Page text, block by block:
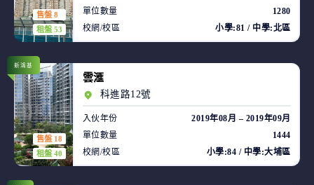
售盤 8
租盤 53
單位數量
1280
校網/校區
小學:81 / 中學:北區
售盤 18
租盤 40
新鴻基
雲滙
科進路12號
入伙年份
2019年08月 – 2019年09月
單位數量
1444
校網/校區
小學:84 / 中學:大埔區